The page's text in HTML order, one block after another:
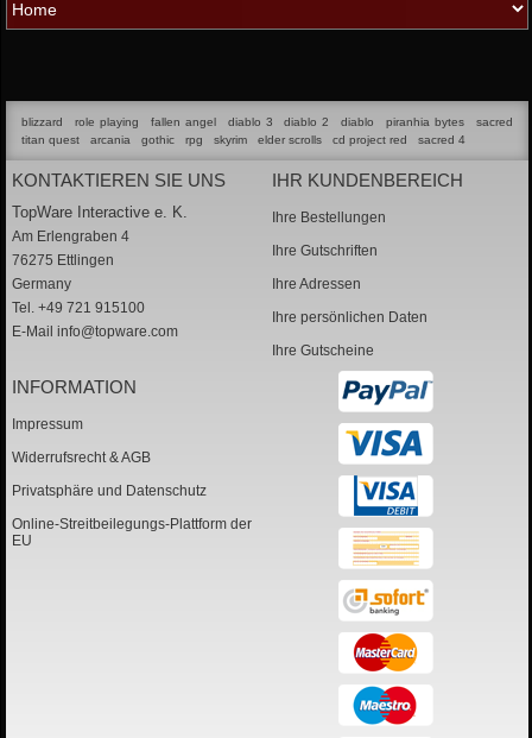
blizzard role playing fallen angel diablo 3 diablo 2 diablo piranhia bytes
sacred
titan quest
arcania gothic rpg skyrim elder scrolls cd project red sacred 4
KONTAKTIEREN SIE UNS
TopWare Interactive e. K.
Am Erlengraben 4
76275 Ettlingen
Germany
Tel. +49 721 915100
E-Mail info@topware.com
IHR KUNDENBEREICH
Ihre Bestellungen
Ihre Gutschriften
Ihre Adressen
Ihre persönlichen Daten
Ihre Gutscheine
INFORMATION
Impressum
Widerrufsrecht & AGB
Privatsphäre und Datenschutz
Online-Streitbeilegungs-Plattform der
EU